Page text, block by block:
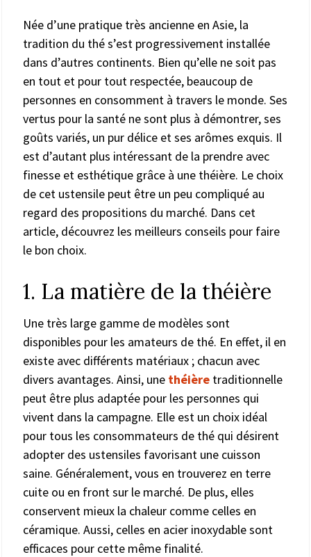
Née d’une pratique très ancienne en Asie, la
tradition du thé s’est progressivement installée
dans d’autres continents. Bien qu’elle ne soit pas
en tout et pour tout respectée, beaucoup de
personnes en consomment à travers le monde. Ses
vertus pour la santé ne sont plus à démontrer, ses
goûts variés, un pur délice et ses arômes exquis. Il
est d’autant plus intéressant de la prendre avec
finesse et esthétique grâce à une théière. Le choix
de cet ustensile peut être un peu compliqué au
regard des propositions du marché. Dans cet
article, découvrez les meilleurs conseils pour faire
le bon choix.
1. La matière de la théière
Une très large gamme de modèles sont
disponibles pour les amateurs de thé. En effet, il en
existe avec différents matériaux ; chacun avec
divers avantages. Ainsi, une théière traditionnelle
peut être plus adaptée pour les personnes qui
vivent dans la campagne. Elle est un choix idéal
pour tous les consommateurs de thé qui désirent
adopter des ustensiles favorisant une cuisson
saine. Généralement, vous en trouverez en terre
cuite ou en front sur le marché. De plus, elles
conservent mieux la chaleur comme celles en
céramique. Aussi, celles en acier inoxydable sont
efficaces pour cette même finalité.